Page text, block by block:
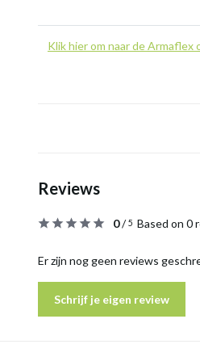
Klik hier om naar de Armaflex
Reviews
0/5 Based on 0
Er zijn nog geen reviews
Schrijf je eigen review